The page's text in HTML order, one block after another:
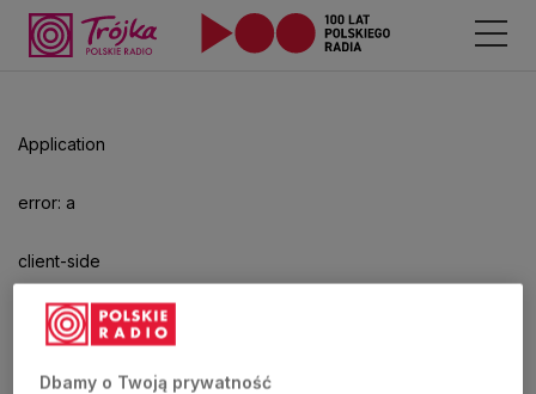
Application
error: a
client-side
exception
hasDbamy o Twoją prywatność